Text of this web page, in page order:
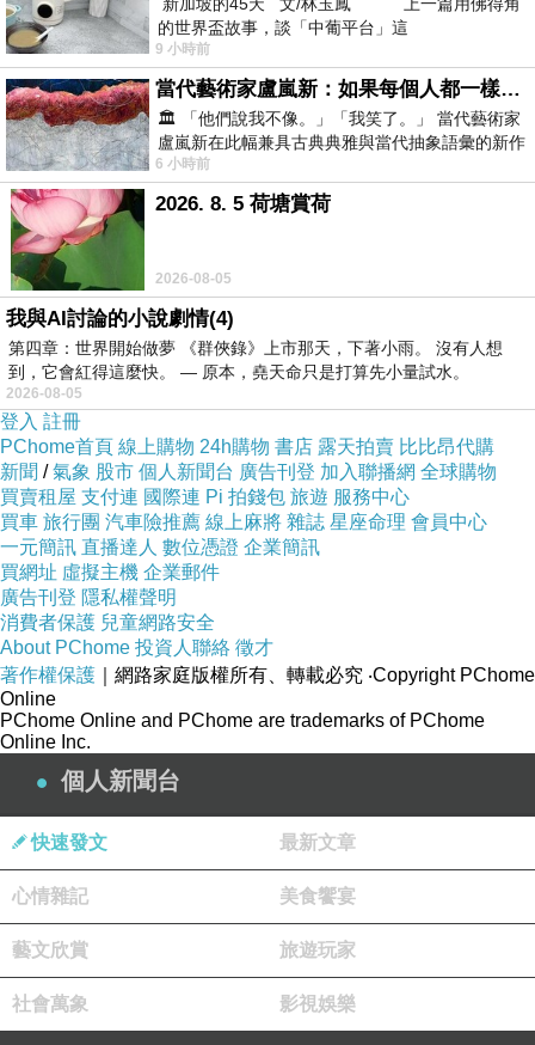
《 貼心小叮嚀 》
★材質：60?&40?酯
纖維
★產地：台灣
★平放測量（公分）
《FREE SIZE》
全 長：81cm.
胸 寬：37cm.
肩 寬：32.cm.
領 寬：22cm.
的世界盃故事，談「中葡平台」這
9 小時前
當代藝術家盧嵐新：如果每個人都一樣，這世界該有多無聊？
🏛️ 「他們說我不像。」「我笑了。」 當代藝術家
盧嵐新在此幅兼具古典典雅與當代抽象語彙的新作
中，以沈靜的藍色空間為背景，描繪了
6 小時前
2026. 8. 5 荷塘賞荷
2026-08-05
我與AI討論的小說劇情(4)
第四章：世界開始做夢 《群俠錄》上市那天，下著小雨。 沒有人想
到，它會紅得這麼快。 — 原本，堯天命只是打算先小量試水。
2026-08-05
登入 註冊
PChome首頁 線上購物 24h購物 書店 露天拍賣 比比昂代購
新聞 /氣象 股市 個人新聞台 廣告刊登 加入聯播網 全球購物
買賣租屋 支付連 國際連 Pi 拍錢包 旅遊 服務中心
買車 旅行團 汽車險推薦 線上麻將 雜誌 星座命理 會員中心
一元簡訊 直播達人 數位憑證 企業簡訊
買網址 虛擬主機 企業郵件
廣告刊登 隱私權聲明
消費者保護 兒童網路安全
About PChome 投資人聯絡 徵才
著作權保護 ｜網路家庭版權所有、轉載必究 ‧Copyright PChome
Online
PChome Online and PChome are trademarks of PChome
Online Inc.
個人新聞台
快速發文 最新文章
心情雜記 美食饗宴
藝文欣賞 旅遊玩家
社會萬象 影視娛樂